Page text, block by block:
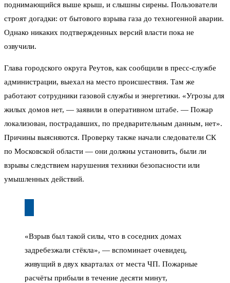
поднимающийся выше крыш, и слышны сирены. Пользователи
строят догадки: от бытового взрыва газа до техногенной аварии.
Однако никаких подтвержденных версий власти пока не
озвучили.
Глава городского округа Реутов, как сообщили в пресс-службе
администрации, выехал на место происшествия. Там же
работают сотрудники газовой службы и энергетики. «Угрозы для
жилых домов нет, — заявили в оперативном штабе. — Пожар
локализован, пострадавших, по предварительным данным, нет».
Причины выясняются. Проверку также начали следователи СК
по Московской области — они должны установить, были ли
взрывы следствием нарушения техники безопасности или
умышленных действий.
«Взрыв был такой силы, что в соседних домах
задребезжали стёкла», — вспоминает очевидец,
живущий в двух кварталах от места ЧП. Пожарные
расчёты прибыли в течение десяти минут,